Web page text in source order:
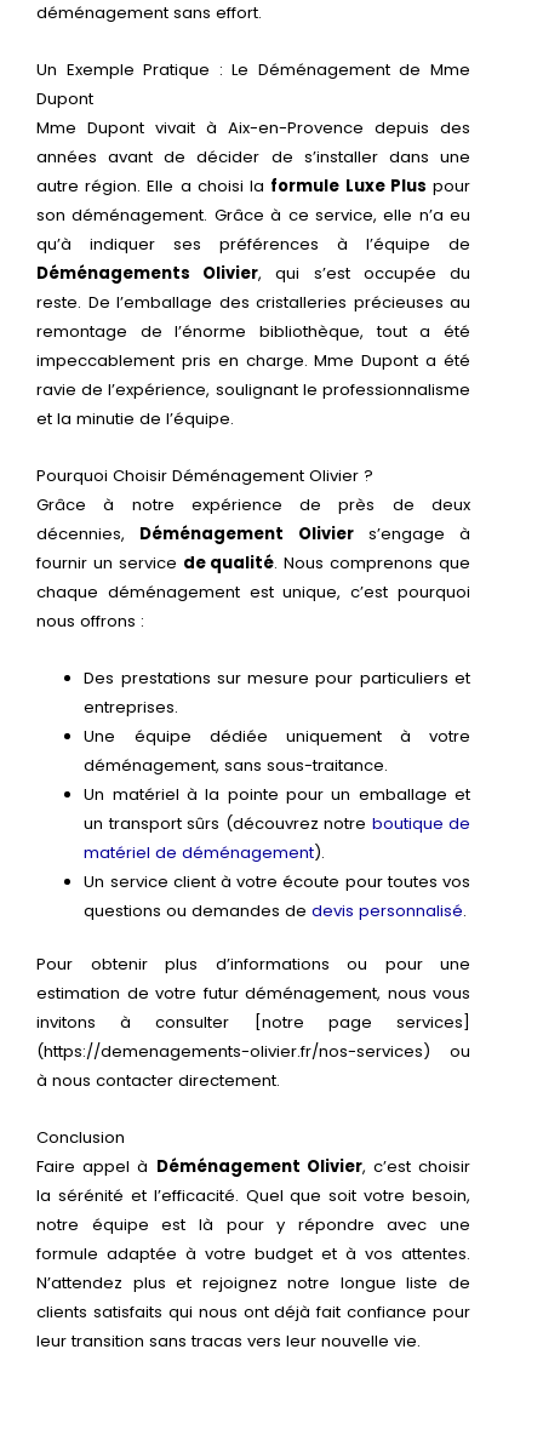
déménagement sans effort.
Un Exemple Pratique : Le Déménagement de Mme
Dupont
Mme Dupont vivait à Aix-en-Provence depuis des
années avant de décider de s’installer dans une
autre région. Elle a choisi la formule Luxe Plus pour
son déménagement. Grâce à ce service, elle n’a eu
qu’à indiquer ses préférences à l’équipe de
Déménagements Olivier, qui s’est occupée du
reste. De l’emballage des cristalleries précieuses au
remontage de l’énorme bibliothèque, tout a été
impeccablement pris en charge. Mme Dupont a été
ravie de l’expérience, soulignant le professionnalisme
et la minutie de l’équipe.
Pourquoi Choisir Déménagement Olivier ?
Grâce à notre expérience de près de deux
décennies, Déménagement Oliviers’engage à
fournir un service de qualité. Nous comprenons que
chaque déménagement est unique, c’est pourquoi
nous offrons :
Des prestations sur mesure pour particuliers et
entreprises.
Une équipe dédiée uniquement à votre
déménagement, sans sous-traitance.
Un matériel à la pointe pour un emballage et
un transport sûrs (découvrez notre boutique de
matériel de déménagement).
Un service client à votre écoute pour toutes vos
questions ou demandes dedevis personnalisé.
Pour obtenir plus d’informations ou pour une
estimation de votre futur déménagement, nous vous
invitons à consulter [notre page services]
(https://demenagements-olivier.fr/nos-services) ou
à nous contacter directement.
Conclusion
Faire appel à Déménagement Olivier, c’est choisir
la sérénité et l’efficacité. Quel que soit votre besoin,
notre équipe est là pour y répondre avec une
formule adaptée à votre budget et à vos attentes.
N’attendez plus et rejoignez notre longue liste de
clients satisfaits qui nous ont déjà fait confiance pour
leur transition sans tracas vers leur nouvelle vie.